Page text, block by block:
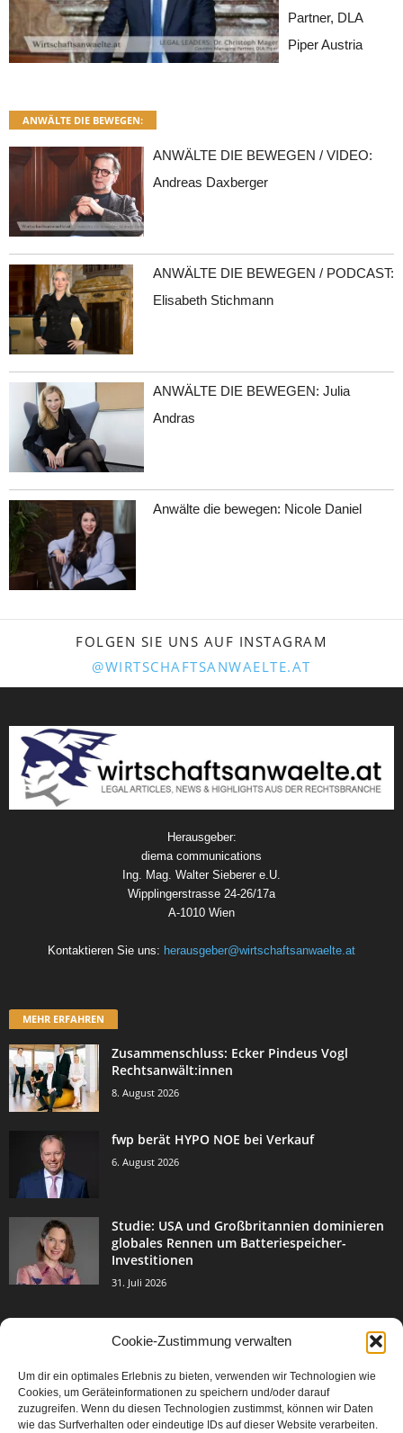
Cookie-Zustimmung verwalten
Um dir ein optimales Erlebnis zu bieten, verwenden wir Technologien wie
Cookies, um Geräteinformationen zu speichern und/oder darauf
zuzugreifen. Wenn du diesen Technologien zustimmst, können wir Daten
wie das Surfverhalten oder eindeutige IDs auf dieser Website verarbeiten.
Partner, DLA
Piper Austria
ANWÄLTE DIE BEWEGEN:
ANWÄLTE DIE BEWEGEN / VIDEO:
Andreas Daxberger
ANWÄLTE DIE BEWEGEN / PODCAST:
Elisabeth Stichmann
ANWÄLTE DIE BEWEGEN: Julia
Andras
Anwälte die bewegen: Nicole Daniel
FOLGEN SIE UNS AUF INSTAGRAM
@WIRTSCHAFTSANWAELTE.AT
Herausgeber:
diema communications
Ing. Mag. Walter Sieberer e.U.
Wipplingerstrasse 24-26/17a
A-1010 Wien
Kontaktieren Sie uns: herausgeber@wirtschaftsanwaelte.at
MEHR ERFAHREN
Zusammenschluss: Ecker Pindeus Vogl
Rechtsanwält:innen
8. August 2026
fwp berät HYPO NOE bei Verkauf
6. August 2026
Studie: USA und Großbritannien dominieren
globales Rennen um Batteriespeicher-
Investitionen
31. Juli 2026
Events & Success 3004
Breaking News 2067